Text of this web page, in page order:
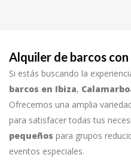
Alquiler de barcos
Si estás buscando la
barcos en Ibiza,
Ofrecemos una amplia
para satisfacer todas tus
pequeños para grupos
eventos especiales.